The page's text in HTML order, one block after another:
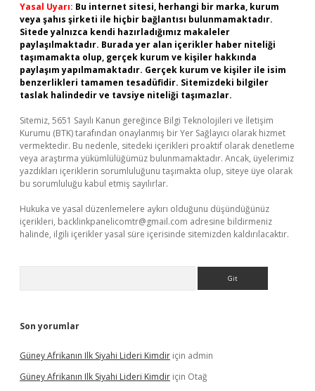
Yasal Uyarı: Bu internet sitesi, herhangi bir marka, kurum
veya şahıs şirketi ile hiçbir bağlantısı bulunmamaktadır.
Sitede yalnızca kendi hazırladığımız makaleler
paylaşılmaktadır. Burada yer alan içerikler haber niteliği
taşımamakta olup, gerçek kurum ve kişiler hakkında
paylaşım yapılmamaktadır. Gerçek kurum ve kişiler ile isim
benzerlikleri tamamen tesadüfidir. Sitemizdeki bilgiler
taslak halindedir ve tavsiye niteliği taşımazlar.
Sitemiz, 5651 Sayılı Kanun gereğince Bilgi Teknolojileri ve İletişim
Kurumu (BTK) tarafından onaylanmış bir Yer Sağlayıcı olarak hizmet
vermektedir. Bu nedenle, sitedeki içerikleri proaktif olarak denetleme
veya araştırma yükümlülüğümüz bulunmamaktadır. Ancak, üyelerimiz
yazdıkları içeriklerin sorumluluğunu taşımakta olup, siteye üye olarak
bu sorumluluğu kabul etmiş sayılırlar.
Hukuka ve yasal düzenlemelere aykırı olduğunu düşündüğünüz
içerikleri, backlinkpanelicomtr@gmail.com adresine bildirmeniz
halinde, ilgili içerikler yasal süre içerisinde sitemizden kaldırılacaktır.
Son yorumlar
Güney Afrikanın Ilk Siyahi Lideri Kimdir için admin
Güney Afrikanın Ilk Siyahi Lideri Kimdir için Otağ